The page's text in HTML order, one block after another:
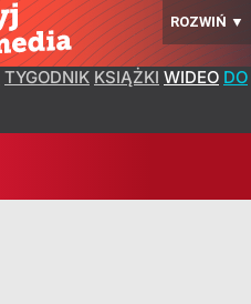
ROZWIŃ ▼
TYGODNIK KSIĄŻKI WIDEO DO